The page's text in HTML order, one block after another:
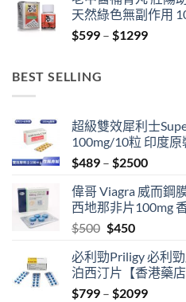
天然綠色無副作用
$599 – $1299Price
BEST SELLING
超級雙效犀利士
100mg/10粒 印度原
$489 – $2500Price
$489
偉哥 Viagra 威而鋼
西地那非片100mg
$500 Original
was:
$500.
$450Current
is:
$450.
必利勁Priligy 必利
泊西汀片【香港藥店
$799 – $2099Price